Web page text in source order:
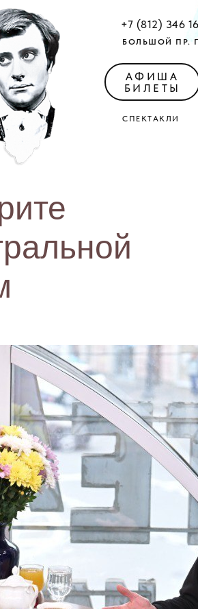
+7 (812) 346
БОЛЬШОЙ ПР.
СПЕКТАКЛИ
АФИША
БИЛЕТЫ